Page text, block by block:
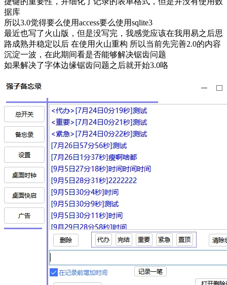
据库
所以3.0觉得要么使用access要么使用sqlite3
最近也写了火山版，但是没写完，我感觉应该在我用易之后思
路成熟并稳定以后 在使用火山重构 所以当前先完善2.0的内容
沉淀一波，在此期间看是否能够解决锯齿问题
如果解决了字体边缘锯齿问题之后就开始3.0咯